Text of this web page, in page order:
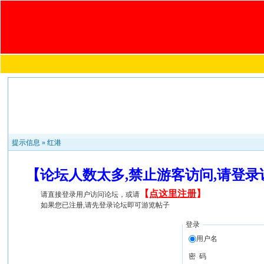
提示信息 »红港
【论坛人数太多,禁止游客访问,请登
请直接登录用户访问论坛，或请 【 点这里注册】
如果您已注册,请先登录论坛即可游览帖子
登录
用户名
密 码